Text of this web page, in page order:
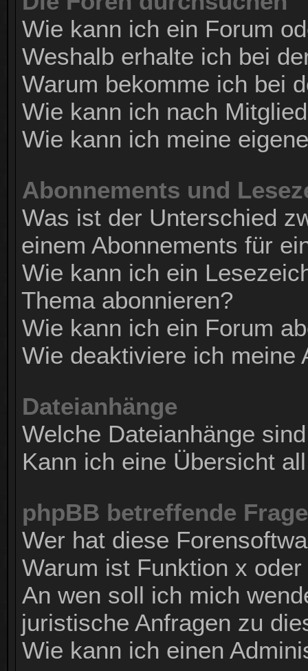
Wie kann ich ein Forum
Weshalb erhalte ich bei
Warum bekomme ich bei
Wie kann ich nach
Wie kann ich meine
Abonnements und
Was ist der Unterschied
einem Abonnements für
Wie kann ich ein
Thema abonnieren?
Wie kann ich ein Forum
Wie deaktiviere ich meine
Dateianhänge
Welche Dateianhänge
Kann ich eine Übersicht
phpBB betreffende
Wer hat diese
Warum ist Funktion x
An wen soll ich mich
juristische Anfragen zu
Wie kann ich einen